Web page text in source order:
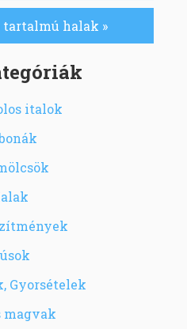
tartalmú halak »
italok
Gyorsételek
magvak